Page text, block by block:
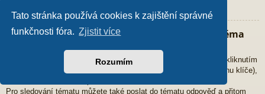
Tato stránka používá cookies k zajištění správné
funkčnosti fóra. Zjistit více
Rozumím
Jak můžu přidat určité téma do záložek nebo téma
Přidat určité téma do záložek nebo téma začít sledovat můžete kliknutím
na příslušný odkaz v nabídce „Nástroje tématu“ (obvykle má ikonu klíče),
Pro sledování tématu můžete také poslat do tématu odpověď a přitom